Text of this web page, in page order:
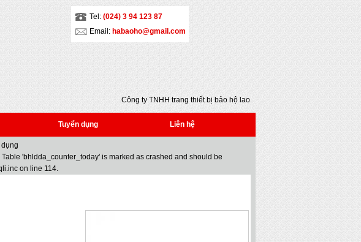
Tel: (024) 3 94 123 87
Email: habaoho@gmail.com
Công ty TNHH trang thiết bị bảo hộ lao động
Đại An - Địa chỉ: Số 5 - Yết Kiêu - Quận Hai Bà
Trưng - Hà Nội - Tel: (024) 3 941 2386 * Fax:
(024) 3 941 2386 * Email:
Tuyển dụng Liên hệ
Table 'bhldda_counter_today' is marked as crashed and should be
on line 114.